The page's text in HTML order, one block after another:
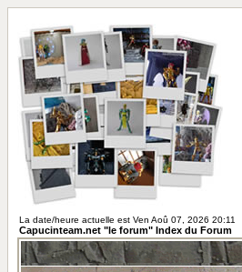
La date/heure actuelle est Ven Aoû 07, 2026 20:11
Capucinteam.net "le forum" Index du Forum